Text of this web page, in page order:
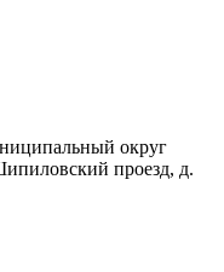
округ
проезд, д.